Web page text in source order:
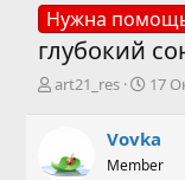
Нужна
глубокий
А
р
art21_res
Д
а
н
17
Vovka
Member